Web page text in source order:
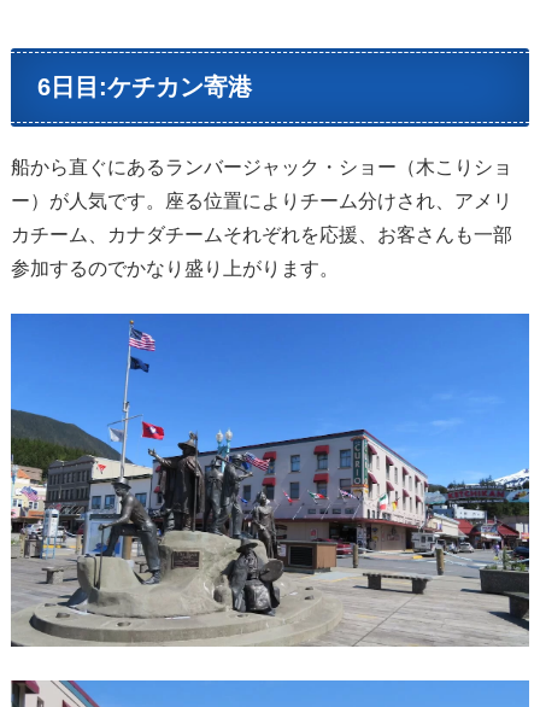
6日目:ケチカン寄港
船から直ぐにあるランバージャック・ショー（木こりショ
ー）が人気です。座る位置によりチーム分けされ、アメリ
カチーム、カナダチームそれぞれを応援、お客さんも一部
参加するのでかなり盛り上がります。